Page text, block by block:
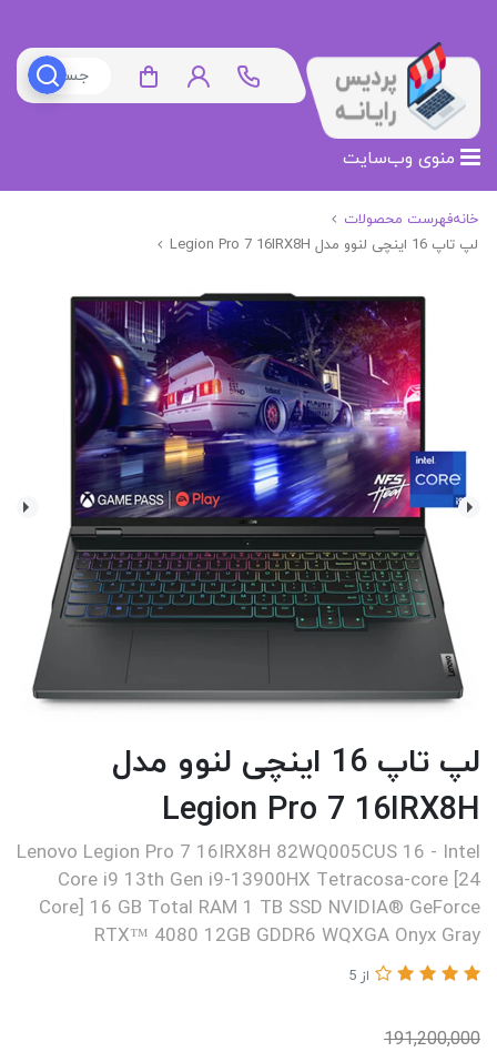
خانهفهرست محصولات
لپ تاپ 16 اینچی لنوو مدل Legion Pro 7 16IRX8H
لپ تاپ 16 اینچی لنوو مدل
Legion Pro 7 16IRX8H
Lenovo Legion Pro 7 16IRX8H 82WQ005CUS 16 - Intel
Core i9 13th Gen i9-13900HX Tetracosa-core [24
Core] 16 GB Total RAM 1 TB SSD NVIDIA® GeForce
RTX™ 4080 12GB GDDR6 WQXGA Onyx Gray
از 5
191,200,000